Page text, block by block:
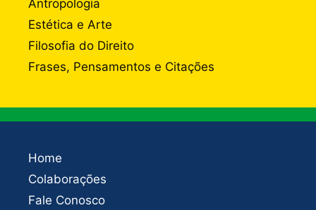
Antropologia
Estética e Arte
Filosofia do Direito
Frases, Pensamentos e Citações
Home
Colaborações
Fale Conosco